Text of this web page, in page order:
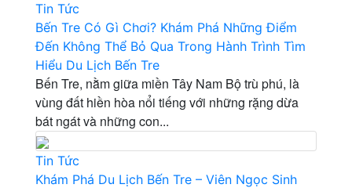
Tin Tức
Bến Tre Có Gì Chơi? Khám Phá Những Điểm
Đến Không Thể Bỏ Qua Trong Hành Trình Tìm
Hiểu Du Lịch Bến Tre
Bến Tre, nằm giữa miền Tây Nam Bộ trù phú, là
vùng đất hiền hòa nổi tiếng với những rặng dừa
bát ngát và những con...
Tin Tức
Khám Phá Du Lịch Bến Tre – Viên Ngọc Sinh